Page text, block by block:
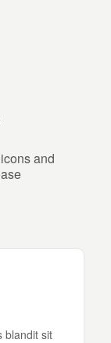
and
blandit sit